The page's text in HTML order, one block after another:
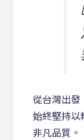
從台灣出發
始終堅持以
非凡品質。